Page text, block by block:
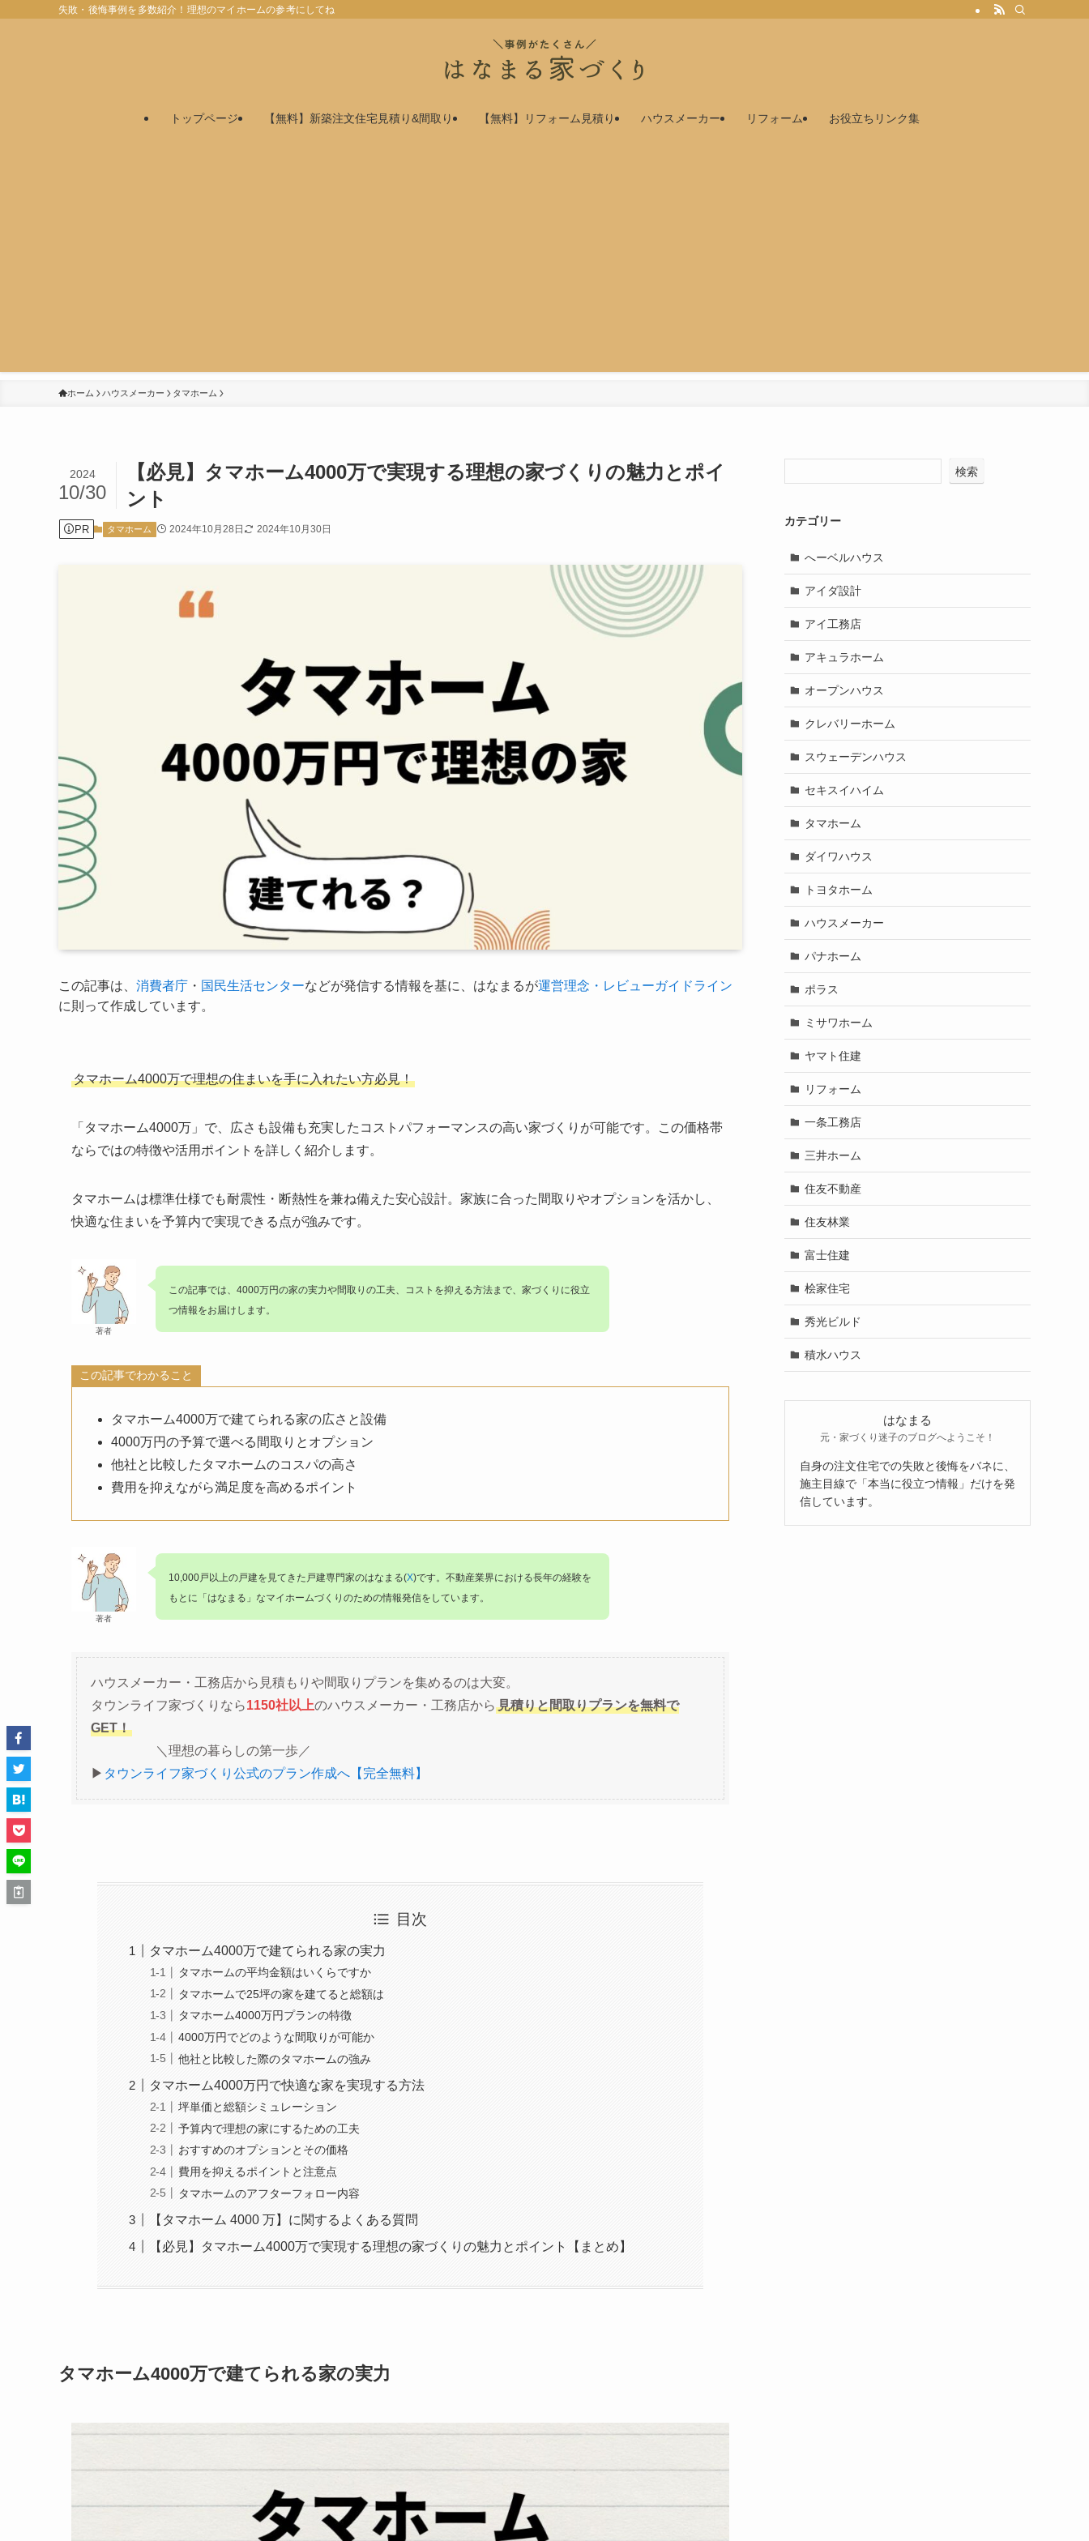
失敗・後悔事例を多数紹介！理想のマイホームの参考にしてね
トップページ 【無料】新築注文住宅見積り&間取り 【無料】リフォーム見積り ハウスメーカー リフォーム お役立ちリンク集
ホーム ハウスメーカー タマホーム
【必見】タマホーム4000万で実現する理想の家づくりの魅力とポイ
ント
2024
10/30
PR タマホーム 2024年10月28日 2024年10月30日
この記事は、 消費者庁 ・ 国民生活センターなどが発信する情報を基に、はなまるが運営理念・レビューガイドライン
に則って作成しています。
タマホーム4000万で理想の住まいを手に入れたい方必見！
「タマホーム4000万」で、広さも設備も充実したコストパフォーマンスの高い家づくりが可能です。この価格帯
ならではの特徴や活用ポイントを詳しく紹介します。
タマホームは標準仕様でも耐震性・断熱性を兼ね備えた安心設計。家族に合った間取りやオプションを活かし、
快適な住まいを予算内で実現できる点が強みです。
著者
この記事では、 4000万円の家の実力や間取りの工夫、コストを抑える方法まで、家づくりに役立
つ情報をお届けします。
この記事でわかること
タマホーム4000万で建てられる家の広さと設備
4000万円の予算で選べる間取りとオプション
他社と比較したタマホームのコスパの高さ
費用を抑えながら満足度を高めるポイント
著者
10,000戸以上の戸建を見てきた戸建専門家のはなまる(X)です。不動産業界における長年の経験を
もとに「はなまる」なマイホームづくりのための情報発信をしています。
ハウスメーカー・工務店から見積もりや間取りプランを集めるのは大変。
タウンライフ家づくりなら1150社以上のハウスメーカー・工務店から 見積りと間取りプランを無料で
GET！
＼理想の暮らしの第一歩／
▶︎ タウンライフ家づくり公式のプラン作成へ【完全無料】
目次
タマホーム4000万で建てられる家の実力
タマホームの平均金額はいくらですか
タマホームで25坪の家を建てると総額は
タマホーム4000万円プランの特徴
4000万円でどのような間取りが可能か
他社と比較した際のタマホームの強み
タマホーム4000万円で快適な家を実現する方法
坪単価と総額シミュレーション
予算内で理想の家にするための工夫
おすすめのオプションとその価格
費用を抑えるポイントと注意点
タマホームのアフターフォロー内容
【タマホーム 4000 万】に関するよくある質問
【必見】タマホーム4000万で実現する理想の家づくりの魅力とポイント【まとめ】
タマホーム4000万で建てられる家の実力
検索
カテゴリー
へーベルハウス
アイダ設計
アイ工務店
アキュラホーム
オープンハウス
クレバリーホーム
スウェーデンハウス
セキスイハイム
タマホーム
ダイワハウス
トヨタホーム
ハウスメーカー
パナホーム
ポラス
ミサワホーム
ヤマト住建
リフォーム
一条工務店
三井ホーム
住友不動産
住友林業
富士住建
桧家住宅
秀光ビルド
積水ハウス
はなまる
元・家づくり迷子のブログへようこそ！
自身の注文住宅での失敗と後悔をバネに、
施主目線で「本当に役立つ情報」だけを発
信しています。